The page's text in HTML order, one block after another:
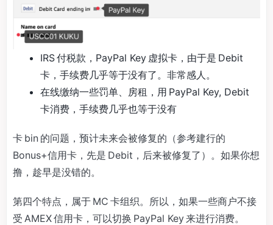
IRS 付税款，PayPal Key 虚拟卡，由于是 Debit
卡，手续费几乎等于没有了。非常感人。
在线缴纳一些罚单、房租，用 PayPal Key, Debit
卡消费，手续费几乎也等于没有
卡 bin 的问题，预计未来会被修复的（参考建行的
Bonus+信用卡，先是 Debit，后来被修复了）。如果你想
撸，趁早是没错的。
第四个特点，属于 MC 卡组织。所以，如果一些商户不接
受 AMEX 信用卡，可以切换 PayPal Key 来进行消费。